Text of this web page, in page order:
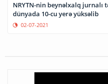
NRYTN-nin beynəlxalq jurnalı
dünyada 10-cu yerə yüksəlib
02-07-2021